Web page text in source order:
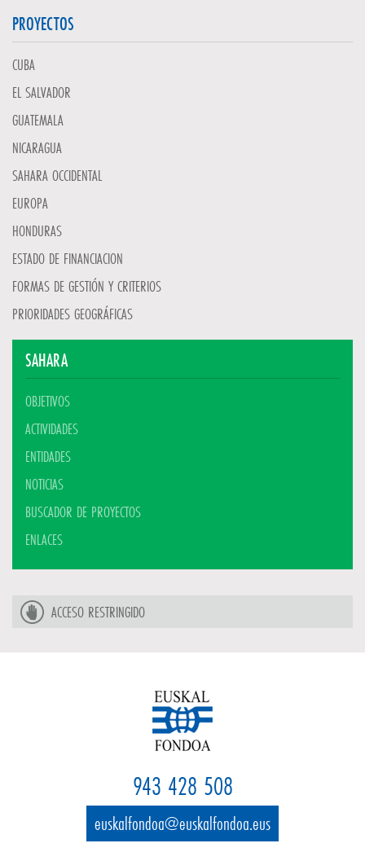
PROYECTOS
CUBA
EL SALVADOR
GUATEMALA
NICARAGUA
SAHARA OCCIDENTAL
EUROPA
HONDURAS
ESTADO DE FINANCIACION
FORMAS DE GESTIÓN Y CRITERIOS
PRIORIDADES GEOGRÁFICAS
SAHARA
OBJETIVOS
ACTIVIDADES
ENTIDADES
NOTICIAS
BUSCADOR DE PROYECTOS
ENLACES
ACCESO RESTRINGIDO
943 428 508
euskalfondoa@euskalfondoa.eus